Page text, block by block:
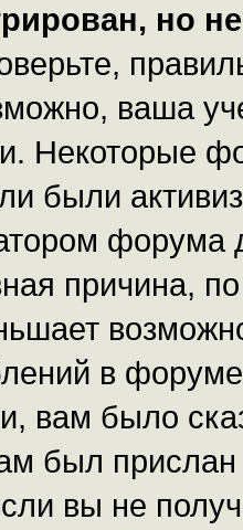
но
ваша
Некоторые
были
форума
причина,
в
вам было
был
вы не